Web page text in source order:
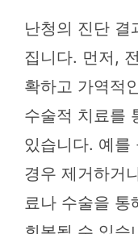
난청의 진단 결
집니다. 먼저,
확하고 가역적
수술적 치료를
있습니다. 예를
경우 제거하거
료나 수술을 통